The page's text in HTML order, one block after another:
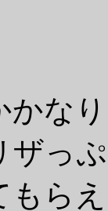
な
ザっ
もら